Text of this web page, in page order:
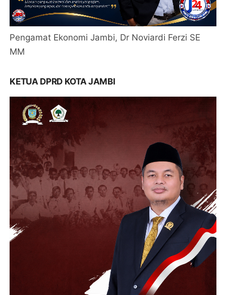
Pengamat Ekonomi Jambi, Dr Noviardi Ferzi SE
MM
KETUA DPRD KOTA JAMBI